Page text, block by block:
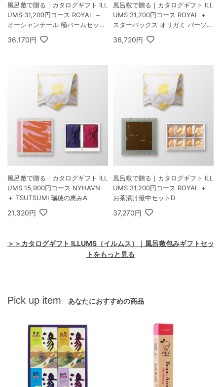
風呂敷で贈る｜カタログギフト ILL
UMS 31,200円コース ROYAL ＋
オーシャンテール 極バームセット
36,170円
風呂敷で贈る｜カタログギフト ILL
UMS 31,200円コース ROYAL ＋
スターバックス オリガミ パーソナ
ルドリップ コーヒーギフトB
36,720円
風呂敷で贈る｜カタログギフト ILL
UMS 15,900円コース NYHAVN
＋ TSUTSUMI 瑞穂の恵みA
21,320円
風呂敷で贈る｜カタログギフト ILL
UMS 31,200円コース ROYAL ＋
お茶漬け最中セットD
37,270円
＞＞カタログギフト ILLUMS（イルムス）｜風呂敷包みギフトセッ
トをもっと見る
Pick up item あなたにおすすめの商品